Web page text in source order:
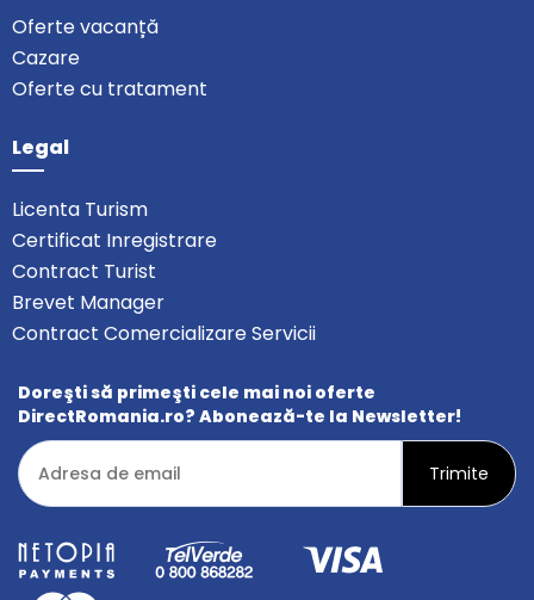
Oferte vacanță
Cazare
Oferte cu tratament
Legal
Licenta Turism
Certificat Inregistrare
Contract Turist
Brevet Manager
Contract Comercializare Servicii
Doreşti să primeşti cele mai noi oferte
DirectRomania.ro? Abonează-te la Newsletter!